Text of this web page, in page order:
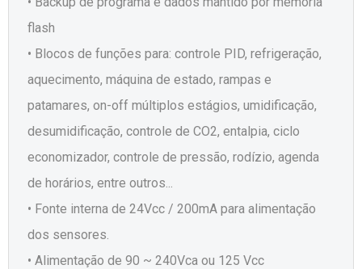
flash
• Blocos de funções para: controle PID, refrigeração,
aquecimento, máquina de estado, rampas e
patamares, on-off múltiplos estágios, umidificação,
desumidificação, controle de CO2, entalpia, ciclo
economizador, controle de pressão, rodízio, agenda
de horários, entre outros...
• Fonte interna de 24Vcc / 200mA para alimentação
dos sensores.
• Alimentação de 90 ~ 240Vca ou 125 Vcc